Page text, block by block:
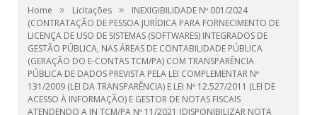
Home » Licitações »
INEXIGIBILIDADE Nº 001/2024
(CONTRATAÇÃO DE PESSOA JURÍDICA PARA FORNECIMENTO DE
LICENÇA DE USO DE SISTEMAS (SOFTWARES) INTEGRADOS DE
GESTÃO PÚBLICA, NAS ÁREAS DE CONTABILIDADE PÚBLICA
(GERAÇÃO DO E-CONTAS TCM/PA) COM TRANSPARÊNCIA
PÚBLICA DE DADOS PREVISTA PELA LEI COMPLEMENTAR Nº
131/2009 (LEI DA TRANSPARÊNCIA) E LEI Nº 12.527/2011 (LEI DE
ACESSO À INFORMAÇÃO) E GESTOR DE NOTAS FISCAIS
ATENDENDO A IN TCM/PA Nº 11/2021 (DISPONIBILIZAR NOTA